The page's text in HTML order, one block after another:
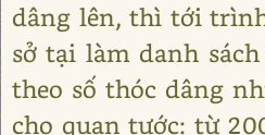
dâng lên, thì tới
sở tại làm danh
theo số thóc dâng
cho quan tước: từ